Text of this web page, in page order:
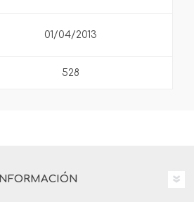
01/04/2013
528
INFORMACIÓN